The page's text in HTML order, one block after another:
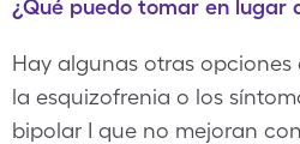
¿Qué puedo tomar en lugar
Hay algunas otras
la esquizofrenia o los
bipolar I que no mejoran